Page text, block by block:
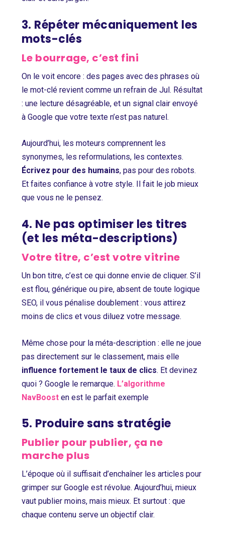
3. Répéter mécaniquement les
mots-clés
Le bourrage, c’est fini
On le voit encore : des pages avec des phrases où
le mot-clé revient comme un refrain de Jul. Résultat
: une lecture désagréable, et un signal clair envoyé
à Google que votre texte n’est pas naturel.
Aujourd’hui, les moteurs comprennent les
synonymes, les reformulations, les contextes.
Écrivez pour des humains, pas pour des robots.
Et faites confiance à votre style. Il fait le job mieux
que vous ne le pensez.
4. Ne pas optimiser les titres
(et les méta-descriptions)
Votre titre, c’est votre vitrine
Un bon titre, c’est ce qui donne envie de cliquer. S’il
est flou, générique ou pire, absent de toute logique
SEO, il vous pénalise doublement : vous attirez
moins de clics et vous diluez votre message.
Même chose pour la méta-description : elle ne joue
pas directement sur le classement, mais elle
influence fortement le taux de clics. Et devinez
quoi ? Google le remarque. L’algorithme
NavBoosten est le parfait exemple
5. Produire sans stratégie
Publier pour publier, ça ne
marche plus
L’époque où il suffisait d’enchaîner les articles pour
grimper sur Google est révolue. Aujourd’hui, mieux
vaut publier moins, mais mieux. Et surtout : que
chaque contenu serve un objectif clair.